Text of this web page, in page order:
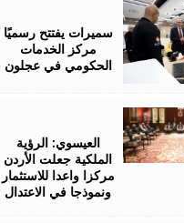
سميرات يفتتح رسميًا
مركز الخدمات
الحكومي في عجلون
2026
العيسوي: الرؤية
الملكية جعلت الأردن
مركزا واعدا للاستثمار
ونموذجا في الاعتدال